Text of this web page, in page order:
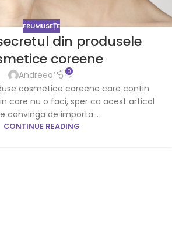
FRUMUSEȚE
din produsele
coreene
Andreea 0
cosmetice coreene care contin
care nu o faci, sper ca acest articol
convinga de importa...
CONTINUE READING